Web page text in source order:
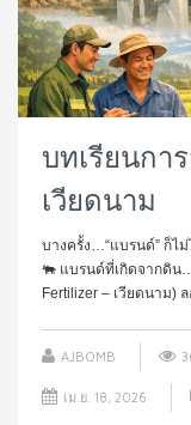
บทเรียนกา
เวียดนาม
บางครั้ง…“แบรนด์” ก็ไ
🐃 แบรนด์ที่เกิดจากดิน
Fertilizer – เวียดนาม)
AJBOMB
เม.ย. 18, 2026